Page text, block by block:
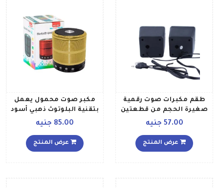
طقم مكبرات صوت رقمية
صغيرة الحجم من قطعتين
V410 أسود
57.00 جنيه
عرض المنتج
مكبر صوت محمول يعمل
بتقنية البلوتوث ذهبي أسود
85.00 جنيه
عرض المنتج